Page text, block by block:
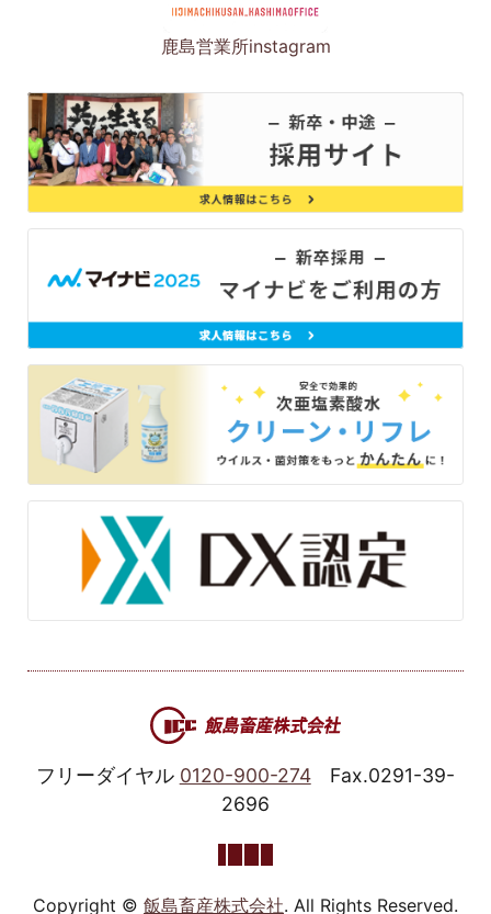
鹿島営業所instagram
フリーダイヤル 0120-900-274
Fax.0291-39-
2696
Copyright © 飯島畜産株式会社. All Rights Reserved.